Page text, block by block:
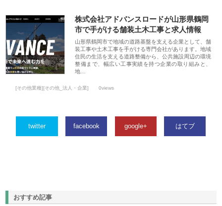
株式会社アドバンスロードが山形県鶴岡
市で手がける舗装土木工事と求人情報
山形県鶴岡市で地域の道路基盤を支える企業として、舗
装工事や土木工事を手がける専門会社があります。地域
住民の生活を支える道路整備から、公共施設周辺の環境
整備まで、幅広い工事実績を持つ企業の取り組みと、
地…
[その他業種][その他_法人・企業] 0views
twitter facebook google+ はてブ
おすすめ記事